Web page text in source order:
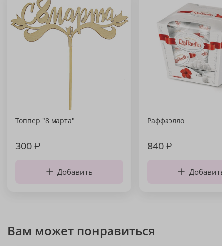
Топпер "8 марта"
300₽
Добавить
Раффаэлло
840₽
Вам может понравиться